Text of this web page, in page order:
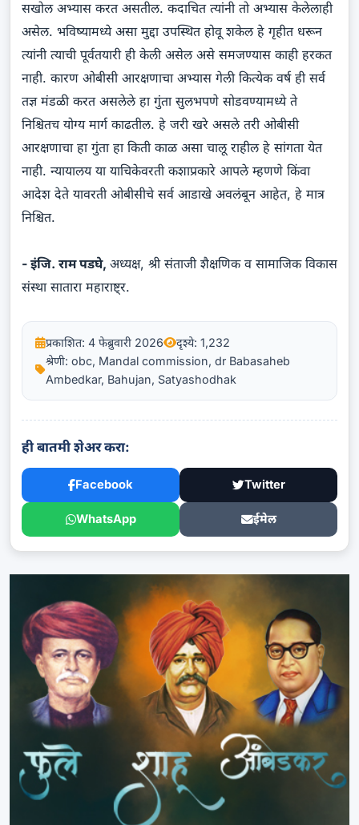
सखोल अभ्यास करत असतील. कदाचित त्यांनी तो अभ्यास केलेलाही
असेल. भविष्यामध्ये असा मुद्दा उपस्थित होवू शकेल हे गृहीत धरून
त्यांनी त्याची पूर्वतयारी ही केली असेल असे समजण्यास काही हरकत
नाही. कारण ओबीसी आरक्षणाचा अभ्यास गेली कित्येक वर्ष ही सर्व
तज्ञ मंडळी करत असलेले हा गुंता सुलभपणे सोडवण्यामध्ये ते
निश्चितच योग्य मार्ग काढतील. हे जरी खरे असले तरी ओबीसी
आरक्षणाचा हा गुंता हा किती काळ असा चालू राहील हे सांगता येत
नाही. न्यायालय या याचिकेवरती कशाप्रकारे आपले म्हणणे किंवा
आदेश देते यावरती ओबीसीचे सर्व आडाखे अवलंबून आहेत, हे मात्र
निश्चित.
- इंजि. राम पडघे, अध्यक्ष, श्री संताजी शैक्षणिक व सामाजिक विकास
संस्था सातारा महाराष्ट्र.
प्रकाशित: 4 फेब्रुवारी 2026
दृश्ये: 1,232
श्रेणी: obc, Mandal commission, dr Babasaheb
Ambedkar, Bahujan, Satyashodhak
ही बातमी शेअर करा:
Facebook Twitter
WhatsApp ईमेल